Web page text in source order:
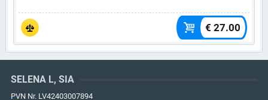
€ 27.00
SELENA L, SIA
PVN Nr. LV42403007894